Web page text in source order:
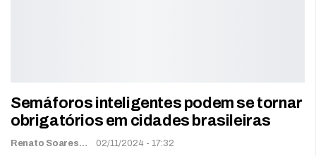
Semáforos inteligentes podem se tornar
obrigatórios em cidades brasileiras
Renato Soares 02/11/2024 - 17:32